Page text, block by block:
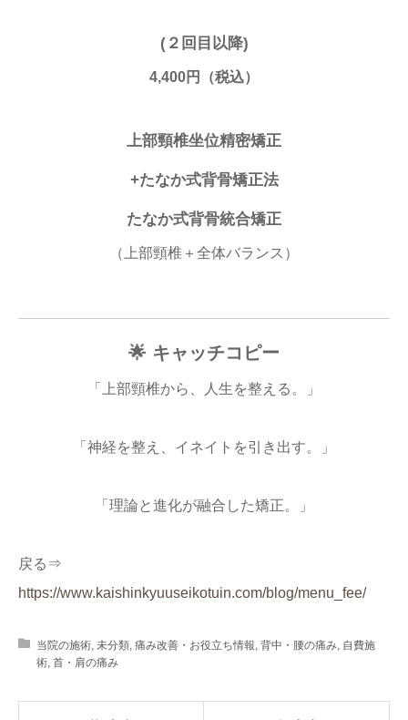
(２回目以降)
4,400円（税込）
上部頸椎坐位精密矯正
+たなか式背骨矯正法
たなか式背骨統合矯正
（上部頸椎＋全体バランス）
🌟 キャッチコピー
「上部頸椎から、人生を整える。」
「神経を整え、イネイトを引き出す。」
「理論と進化が融合した矯正。」
戻る⇒
https://www.kaishinkyuuseikotuin.com/blog/menu_fee/
当院の施術, 未分類, 痛み改善・お役立ち情報, 背中・腰の痛み, 自費施
術, 首・肩の痛み